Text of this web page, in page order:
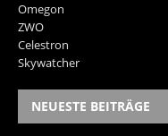
Omegon
ZWO
Celestron
Skywatcher
NEUESTE BEITRÄGE